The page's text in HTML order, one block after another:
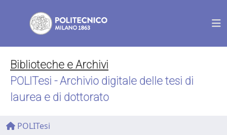
Biblioteche e Archivi
POLITesi - Archivio digitale delle tesi di
laurea e di dottorato
POLITesi